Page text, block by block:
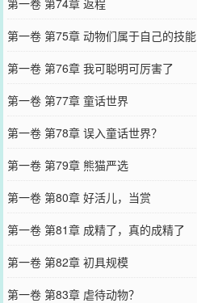
第一卷 第75章 动物们属于自己的技能
第一卷 第76章 我可聪明可厉害了
第一卷 第77章 童话世界
第一卷 第78章 误入童话世界？
第一卷 第79章 熊猫严选
第一卷 第80章 好活儿，当赏
第一卷 第81章 成精了，真的成精了
第一卷 第82章 初具规模
第一卷 第83章 虐待动物？